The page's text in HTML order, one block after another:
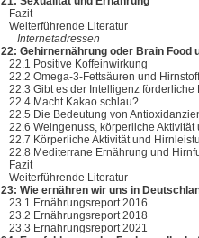
Fazit
Weiterführende Literatur
Internetadressen
22: Gehirnernährung oder Brain Food
22.1 Positive Koffeinwirkung
22.2 Omega-3-Fettsäuren und
22.3 Gibt es der Intelligenz
22.4 Macht Kakao schlau?
22.5 Die Bedeutung von
22.6 Weingenuss, körperliche
22.7 Körperliche Aktivität und
22.8 Mediterrane Ernährung und
Fazit
Weiterführende Literatur
23: Wie ernähren wir uns in
23.1 Ernährungsreport 2016
23.2 Ernährungsreport 2018
23.3 Ernährungsreport 2021